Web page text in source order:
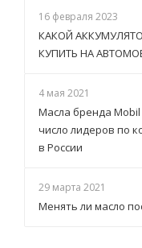
16 февраля 2023
КАКОЙ
КУПИТЬ НА
4 мая 2021
Масла бренда
число лидеров по
в России
29 марта 2021
Менять ли масло